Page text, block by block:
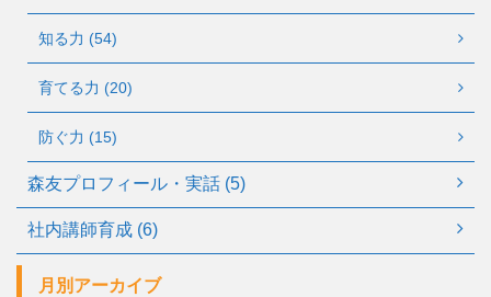
知る力 (54)
育てる力 (20)
防ぐ力 (15)
森友プロフィール・実話 (5)
社内講師育成 (6)
月別アーカイブ